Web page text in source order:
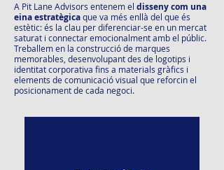
A Pit Lane Advisors entenem el disseny com una
eina estratègicaque va més enllà del que és
estètic: és la clau per diferenciar-se en un mercat
saturat i connectar emocionalment amb el públic.
Treballem en la construcció de marques
memorables, desenvolupant des de logotips i
identitat corporativa fins a materials gràfics i
elements de comunicació visual que reforcin el
posicionament de cada negoci.